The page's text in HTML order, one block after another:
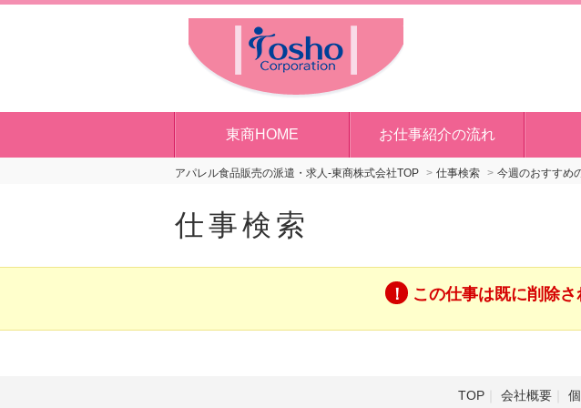
東商HOME お仕事紹介の流れ
アパレル食品販売の派遣・求人-東商株式会社TOP 仕事検索 今週のおすすめ
仕事検索
この仕事は既に削除さ
TOP 会社概要